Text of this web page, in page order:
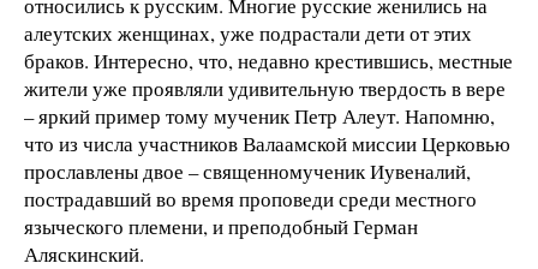
алеутских женщинах, уже подрастали дети от этих
браков. Интересно, что, недавно крестившись, местные
жители уже проявляли удивительную твердость в вере
– яркий пример тому мученик Петр Алеут. Напомню,
что из числа участников Валаамской миссии Церковью
прославлены двое – священномученик Иувеналий,
пострадавший во время проповеди среди местного
языческого племени, и преподобный Герман
Аляскинский.